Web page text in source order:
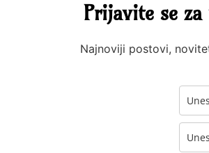
Prijavite se za
Najnoviji postovi,